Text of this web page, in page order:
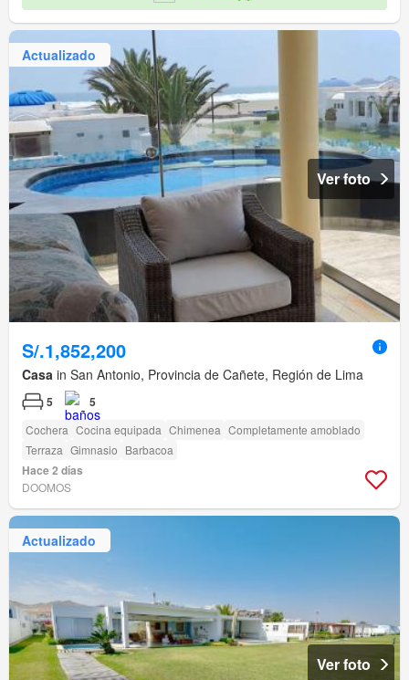
Actualizado
Ver foto
S/.1,852,200
Casa in San Antonio, Provincia de Cañete, Región de Lima
5 5
Cochera Cocina equipada Chimenea Completamente amoblado
Terraza Gimnasio Barbacoa
Hace 2 días
DOOMOS
Actualizado
Ver foto